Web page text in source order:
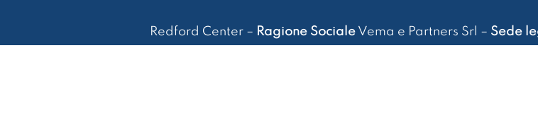
Redford Center – Ragione SocialeVema e Partners Srl – Sede